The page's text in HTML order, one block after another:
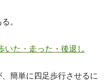
。
いた・走った・後退し
簡単に四足歩行させるに